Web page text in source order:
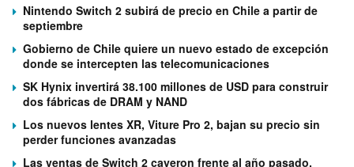
Nintendo Switch 2 subirá de precio en Chile a partir de
septiembre
Gobierno de Chile quiere un nuevo estado de excepción
donde se intercepten las telecomunicaciones
SK Hynix invertirá 38.100 millones de USD para construir
dos fábricas de DRAM y NAND
Los nuevos lentes XR, Viture Pro 2, bajan su precio sin
perder funciones avanzadas
Las ventas de Switch 2 cayeron frente al año pasado,